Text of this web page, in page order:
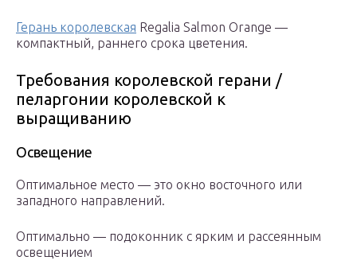
Герань королевская Regalia Salmon Orange —
компактный, раннего срока цветения.
Требования королевской герани /
пеларгонии королевской к
выращиванию
Освещение
Оптимальное место — это окно восточного или
западного направлений.
Оптимально — подоконник с ярким и рассеянным
освещением